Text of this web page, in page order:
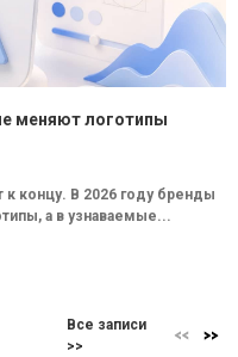
меняют логотипы
к концу. В 2026 году бренды
а в узнаваемые...
Все записи
>>